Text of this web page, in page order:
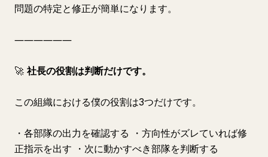
問題の特定と修正が簡単になります。
――――――
🚀 社長の役割は判断だけです。
この組織における僕の役割は3つだけです。
・各部隊の出力を確認する ・方向性がズレていれば修
正指示を出す ・次に動かすべき部隊を判断する